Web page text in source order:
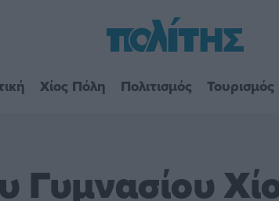
Χίος Πόλη Πολιτισμός Τουρισμός